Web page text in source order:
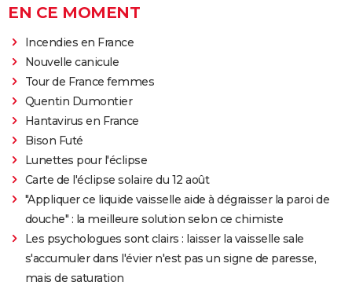
EN CE MOMENT
Incendies en France
Nouvelle canicule
Tour de France femmes
Quentin Dumontier
Hantavirus en France
Bison Futé
Lunettes pour l'éclipse
Carte de l'éclipse solaire du 12 août
"Appliquer ce liquide vaisselle aide à dégraisser la paroi de
douche" : la meilleure solution selon ce chimiste
Les psychologues sont clairs : laisser la vaisselle sale
s'accumuler dans l'évier n'est pas un signe de paresse,
mais de saturation